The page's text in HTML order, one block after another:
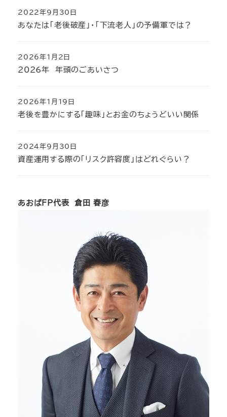
あなたは「老後破産」・「下流老人」の予備軍では？
2022年9月30日
2026年 年頭のごあいさつ
2026年1月2日
老後を豊かにする「趣味」とお金のちょうどいい関係
2026年1月19日
資産運用する際の「リスク許容度」はどれぐらい？
2024年9月30日
あおばFP代表 倉田 春彦